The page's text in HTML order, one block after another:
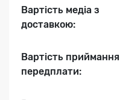
Вартість медіа з
доставкою:
Вартість приймання
передплати: